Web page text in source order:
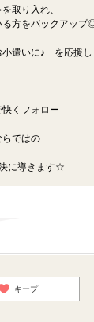
取り入れ、
る方をバックアップ
小遣いに♪ を応援し
くフォロー
ではの
に導きます☆
キープ